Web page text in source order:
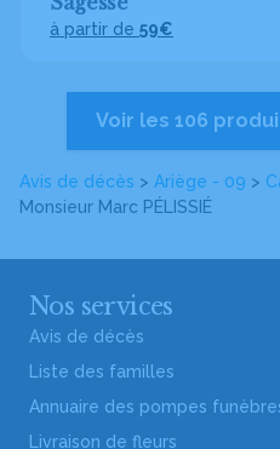
Avis de décès > Ariège - 09 >
Monsieur Marc PÉLISSIÉ
à partir de 59€
Voir les 106
Nos services
Avis de décès
Liste des familles
Annuaire des pompes
Livraison de fleurs